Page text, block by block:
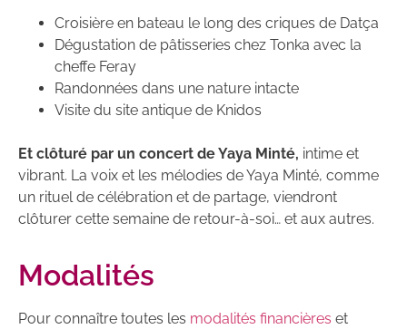
Croisière en bateau le long des criques de Datça
Dégustation de pâtisseries chez Tonka avec la
cheffe Feray
Randonnées dans une nature intacte
Visite du site antique de Knidos
Et clôturé par un concert de Yaya Minté, intime et
vibrant. La voix et les mélodies de Yaya Minté, comme
un rituel de célébration et de partage, viendront
clôturer cette semaine de retour-à-soi… et aux autres.
Modalités
Pour connaître toutes les modalités financières et